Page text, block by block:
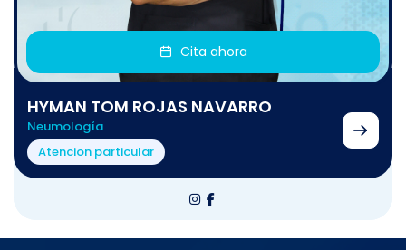
Cita ahora
HYMAN TOM ROJAS NAVARRO
Neumología
Atencion particular